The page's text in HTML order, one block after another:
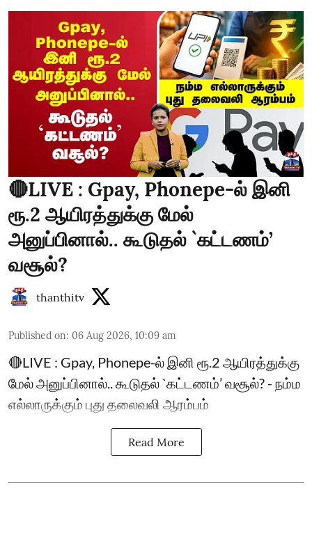
🔴LIVE : Gpay, Phonepe-ல் இனி
ரூ.2 ஆயிரத்துக்கு மேல்
அனுப்பினால்.. கூடுதல் `கட்டணம்’
வசூல்?
thanthitv
Published on: 06 Aug 2026, 10:09 am
🔴LIVE : Gpay, Phonepe-ல் இனி ரூ.2 ஆயிரத்துக்கு
மேல் அனுப்பினால்.. கூடுதல் `கட்டணம்’ வசூல்? - நம்ம
எல்லாருக்கும் புது தலைவலி ஆரம்பம்
Read More